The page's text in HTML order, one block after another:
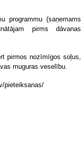
programmu (saņemams
pirms dāvanas
pirmos nozīmīgos soļus,
muguras veselību.
pieteiksanas/